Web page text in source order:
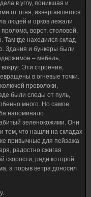
в углу, поникшая и
от огня, извергавшегося
людей и орков лежали
ворот, столовой,
Там где находился склад
Здания и бункеры были
– мебель,
Эти строения,
в огневые точки.
проволоки,
были следы от пуль,
много. Но самое
напоминало
зеленокожими. Они
тем, что нашли на складах
привычные для пейзажа
радостно сжигая
скорости, ради которой
а порыв ветра доносил